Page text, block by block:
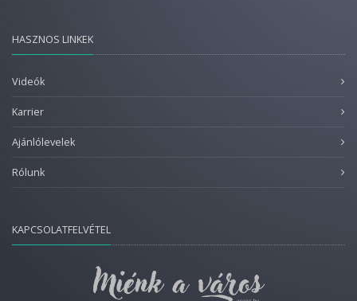
HASZNOS LINKEK
Videók
Karrier
Ajánlólevelek
Rólunk
KAPCSOLATFELVÉTEL